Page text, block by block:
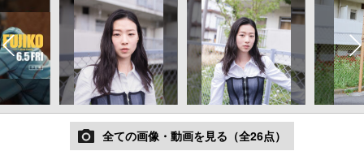
全ての画像・動画を見る（全26点）